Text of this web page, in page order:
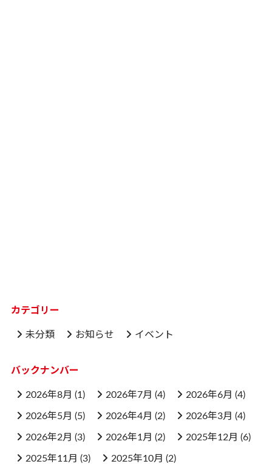
カテゴリー
未分類 お知らせ イベント
バックナンバー
2026年8月 (1) 2026年7月 (4) 2026年6月 (4)
2026年5月 (5) 2026年4月 (2) 2026年3月 (4)
2026年2月 (3) 2026年1月 (2) 2025年12月 (6)
2025年11月 (3) 2025年10月 (2)